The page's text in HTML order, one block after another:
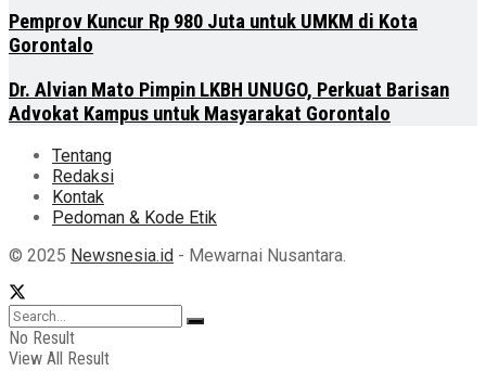
Pemprov Kuncur Rp 980 Juta untuk UMKM di Kota
Gorontalo
Dr. Alvian Mato Pimpin LKBH UNUGO, Perkuat Barisan
Advokat Kampus untuk Masyarakat Gorontalo
Tentang
Redaksi
Kontak
Pedoman & Kode Etik
© 2025 Newsnesia.id - Mewarnai Nusantara.
No Result
View All Result